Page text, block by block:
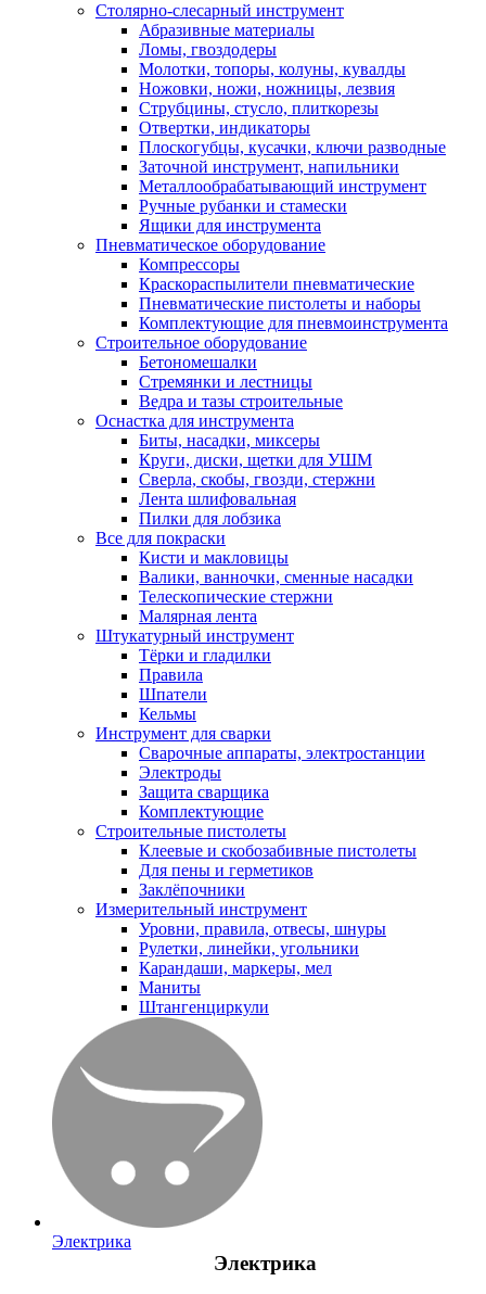
Столярно-слесарный инструмент
Абразивные материалы
Ломы, гвоздодеры
Молотки, топоры, колуны, кувалды
Ножовки, ножи, ножницы, лезвия
Струбцины, стусло, плиткорезы
Отвертки, индикаторы
Плоскогубцы, кусачки, ключи разводные
Заточной инструмент, напильники
Металлообрабатывающий инструмент
Ручные рубанки и стамески
Ящики для инструмента
Пневматическое оборудование
Компрессоры
Краскораспылители пневматические
Пневматические пистолеты и наборы
Комплектующие для пневмоинструмента
Строительное оборудование
Бетономешалки
Стремянки и лестницы
Ведра и тазы строительные
Оснастка для инструмента
Биты, насадки, миксеры
Круги, диски, щетки для УШМ
Сверла, скобы, гвозди, стержни
Лента шлифовальная
Пилки для лобзика
Все для покраски
Кисти и макловицы
Валики, ванночки, сменные насадки
Телескопические стержни
Малярная лента
Штукатурный инструмент
Тёрки и гладилки
Правила
Шпатели
Кельмы
Инструмент для сварки
Сварочные аппараты, электростанции
Электроды
Защита сварщика
Комплектующие
Строительные пистолеты
Клеевые и скобозабивные пистолеты
Для пены и герметиков
Заклёпочники
Измерительный инструмент
Уровни, правила, отвесы, шнуры
Рулетки, линейки, угольники
Карандаши, маркеры, мел
Маниты
Штангенциркули
Электрика
Электрика